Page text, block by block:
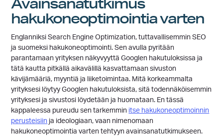
hakukoneoptimointia varten
Englanniksi Search Engine Optimization, tuttavallisemmin SEO
ja suomeksi hakukoneoptimointi. Sen avulla pyritään
parantamaan yrityksen näkyvyyttä Googlen hakutuloksissa ja
tätä kautta pitkällä aikavälillä kasvattamaan sivuston
kävijämääriä, myyntiä ja liiketoimintaa. Mitä korkeammalta
yrityksesi löytyy Googlen hakutuloksista, sitä todennäköisemmin
yrityksesi ja sivustosi löydetään ja huomataan. En tässä
kappaleessa pureudu sen tarkemmin itse hakukoneoptimoinnin
perusteisiin ja ideologiaan, vaan nimenomaan
hakukoneoptimointia varten tehtyyn avainsanatutkimukseen.